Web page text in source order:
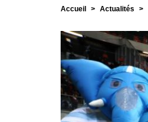
Accueil Actualités